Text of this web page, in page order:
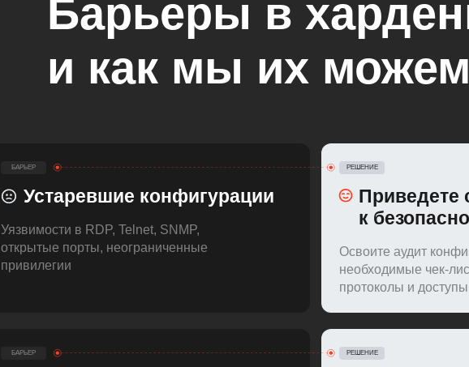
Барьеры в
и как мы их
Уязвимости в RDP, Telnet, SNMP,
открытые порты, неограниченные
привилегии
Устаревшие конфигурации
БАРЬЕР
БАРЬЕР РЕШЕНИЕ
Освоите аудит
необходимые чек-
протоколы и доступы
Приведете
к
РЕШЕНИЕ